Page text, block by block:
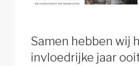
Samen hebben wij
invloedrijke jaar